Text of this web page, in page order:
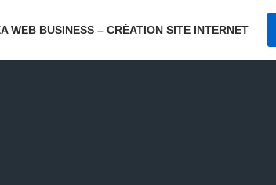
WEB BUSINESS – CRÉATION SITE INTERNET